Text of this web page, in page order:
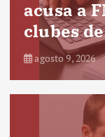
acusa a
clubes
agosto 9, 2026